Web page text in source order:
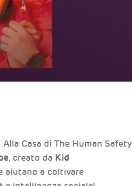
Alla Casa di The Human Safety
, creato da Kid
aiutano a coltivare